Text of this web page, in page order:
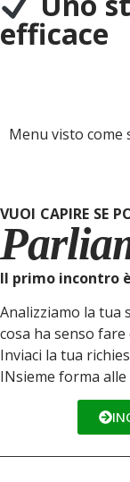
efficace
Menu visto come
VUOI CAPIRE SE
Il primo incontro
Analizziamo la tua
cosa ha senso fare
Inviaci la tua
INsieme forma alle